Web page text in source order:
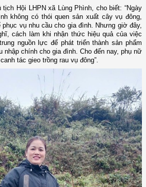
tịch Hội LHPN xã Lùng Phình, cho biết: “Ngày
không có thói quen sản xuất cây vụ đông,
vụ nhu cầu cho gia đình. Nhưng giờ đây,
cách làm khi nhận thức hiệu quả của việc
nguồn lực để phát triển thành sản phẩm
nhập chính cho gia đình. Cho đến nay, phụ nữ
tác gieo trồng rau vụ đông”.